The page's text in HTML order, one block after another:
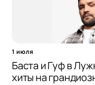
1 июля
Баста и Гуф в
хиты на